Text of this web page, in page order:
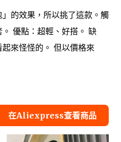
的效果，所以挑了這款。觸
優點：超輕、好搭。 缺
來怪怪的。 但以價格來
在Aliexpress查看商品